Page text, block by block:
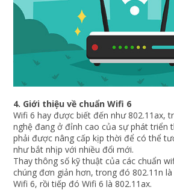
4. Giới thiệu về chuẩn Wifi 6
Wifi 6 hay được biết đến như 802.11ax,
nghệ đang ở đỉnh cao của sự phát triển
phải được nâng cấp kịp thời để có thể
như bắt nhịp với nhiều đổi mới.
Thay thông số kỹ thuật của các chuẩn
chúng đơn giản hơn, trong đó 802.11n là
Wifi 6, rồi tiếp đó Wifi 6 là 802.11ax.